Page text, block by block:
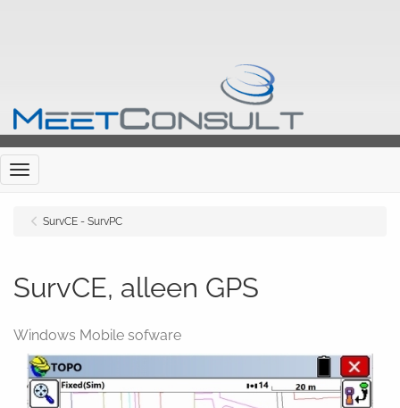
Menu
SurvCE - SurvPC
SurvCE, alleen GPS
Windows Mobile sofware